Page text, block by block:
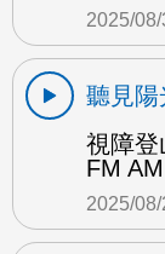
2025/08/
聽見陽
視障登
FM AM
2025/